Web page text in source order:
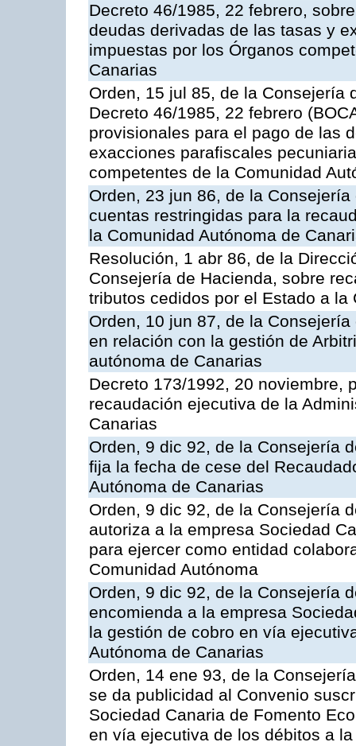
Decreto 46/1985, 22 febrero,
deudas derivadas de las tasas y
impuestas por los Órganos
Canarias
Orden, 15 jul 85, de la Consejería
Decreto 46/1985, 22 febrero
provisionales para el pago de las
exacciones parafiscales
competentes de la Comunidad
Orden, 23 jun 86, de la
cuentas restringidas para la
la Comunidad Autónoma de
Resolución, 1 abr 86, de la
Consejería de Hacienda, sobre
tributos cedidos por el Estado a
Orden, 10 jun 87, de la
en relación con la gestión de
autónoma de Canarias
Decreto 173/1992, 20 noviembre,
recaudación ejecutiva de la
Canarias
Orden, 9 dic 92, de la Consejería
fija la fecha de cese del
Autónoma de Canarias
Orden, 9 dic 92, de la Consejería
autoriza a la empresa Sociedad
para ejercer como entidad
Comunidad Autónoma
Orden, 9 dic 92, de la Consejería
encomienda a la empresa
la gestión de cobro en vía
Autónoma de Canarias
Orden, 14 ene 93, de la
se da publicidad al Convenio
Sociedad Canaria de Fomento
en vía ejecutiva de los débitos a